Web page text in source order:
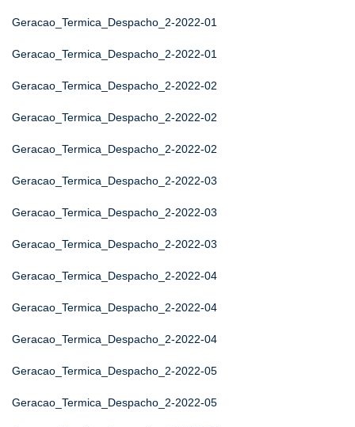
Geracao_Termica_Despacho_2-2022-01
Geracao_Termica_Despacho_2-2022-01
Geracao_Termica_Despacho_2-2022-02
Geracao_Termica_Despacho_2-2022-02
Geracao_Termica_Despacho_2-2022-02
Geracao_Termica_Despacho_2-2022-03
Geracao_Termica_Despacho_2-2022-03
Geracao_Termica_Despacho_2-2022-03
Geracao_Termica_Despacho_2-2022-04
Geracao_Termica_Despacho_2-2022-04
Geracao_Termica_Despacho_2-2022-04
Geracao_Termica_Despacho_2-2022-05
Geracao_Termica_Despacho_2-2022-05